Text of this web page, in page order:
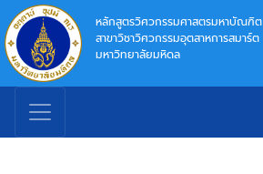
หลักสูตรวิศวกรรมศาสตรมหาบัณฑิต
สาขาวิชาวิศวกรรมอุตสาหการสมาร์ต
มหาวิทยาลัยมหิดล